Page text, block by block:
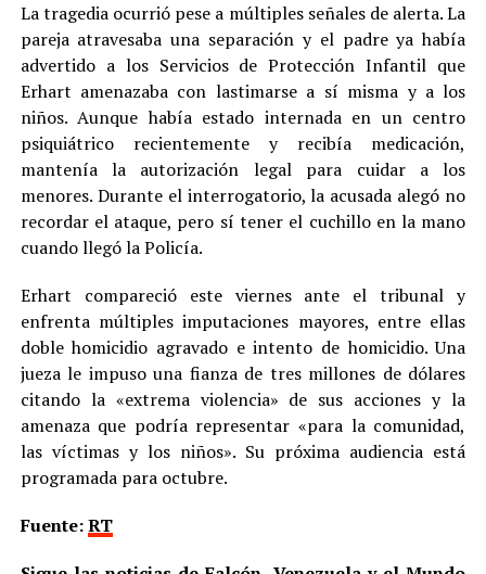
La tragedia ocurrió pese a múltiples señales de alerta. La
pareja atravesaba una separación y el padre ya había
advertido a los Servicios de Protección Infantil que
Erhart amenazaba con lastimarse a sí misma y a los
niños. Aunque había estado internada en un centro
psiquiátrico recientemente y recibía medicación,
mantenía la autorización legal para cuidar a los
menores. Durante el interrogatorio, la acusada alegó no
recordar el ataque, pero sí tener el cuchillo en la mano
cuando llegó la Policía.
Erhart compareció este viernes ante el tribunal y
enfrenta múltiples imputaciones mayores, entre ellas
doble homicidio agravado e intento de homicidio. Una
jueza le impuso una fianza de tres millones de dólares
citando la «extrema violencia» de sus acciones y la
amenaza que podría representar «para la comunidad,
las víctimas y los niños». Su próxima audiencia está
programada para octubre.
Fuente:RT